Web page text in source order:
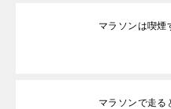
マラソンは喫煙
マラソンで走る